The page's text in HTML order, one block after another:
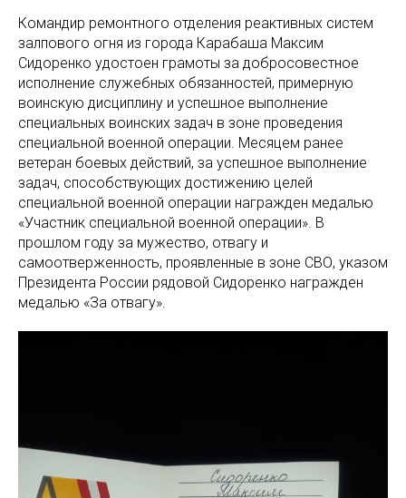
Командир ремонтного отделения реактивных систем
залпового огня из города Карабаша Максим
Сидоренко удостоен грамоты за добросовестное
исполнение служебных обязанностей, примерную
воинскую дисциплину и успешное выполнение
специальных воинских задач в зоне проведения
специальной военной операции. Месяцем ранее
ветеран боевых действий, за успешное выполнение
задач, способствующих достижению целей
специальной военной операции награжден медалью
«Участник специальной военной операции». В
прошлом году за мужество, отвагу и
самоотверженность, проявленные в зоне СВО, указом
Президента России рядовой Сидоренко награжден
медалью «За отвагу».